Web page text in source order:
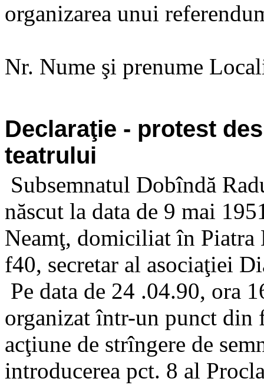
organizarea unui
Nr. Nume şi prenume
Declaraţie - protest
teatrului
Subsemnatul Dobîndă
născut la data de 9 mai
Neamţ, domiciliat în Piatra
f40, secretar al asociaţiei
Pe data de 24 .04.90, ora
organizat într-un punct din
acţiune de strîngere de
introducerea pct. 8 al